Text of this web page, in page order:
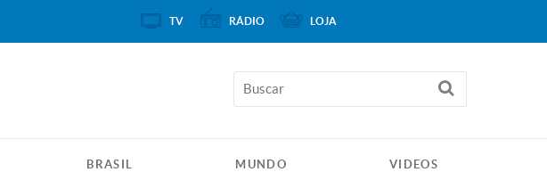
BRASIL MUNDO VIDEOS
TV RÁDIO LOJA